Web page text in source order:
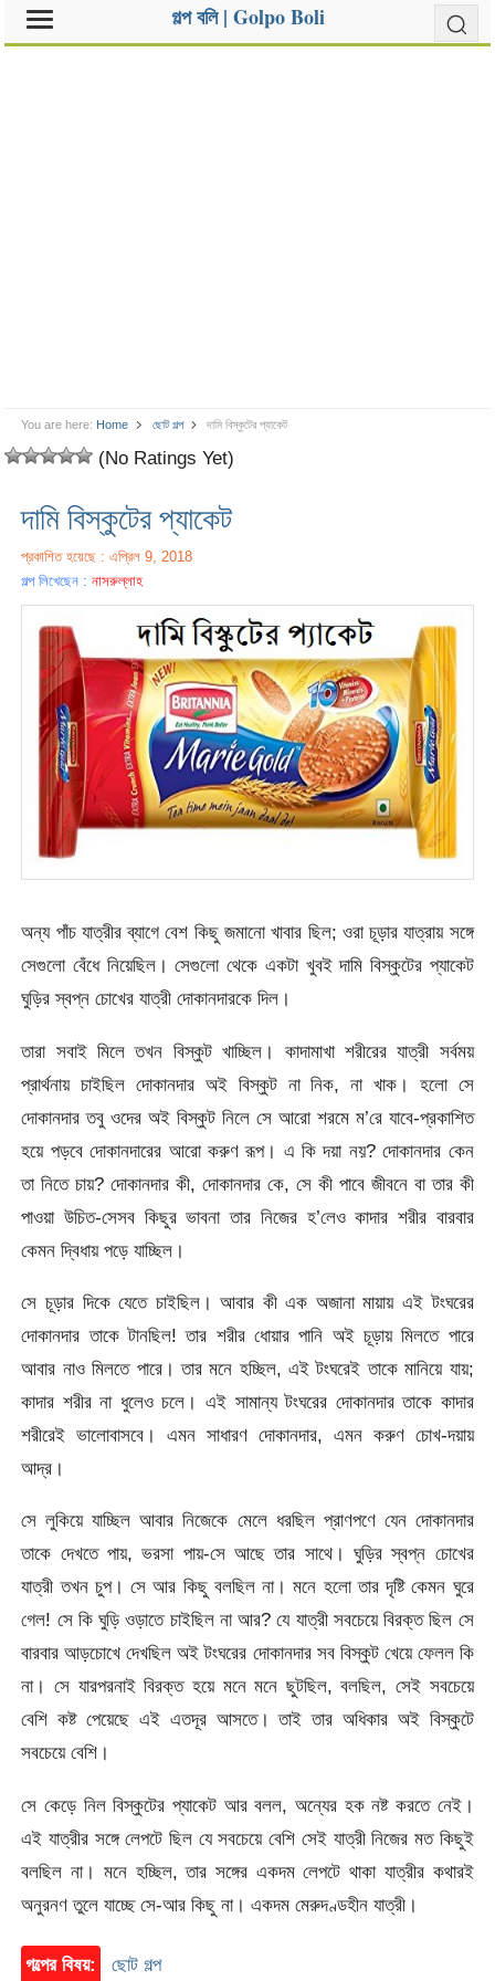
গল্প বলি | Golpo Boli
You are here: Home ছোট গল্প দামি বিস্কুটের প্যাকেট
(No Ratings Yet)
দামি বিস্কুটের প্যাকেট
প্রকাশিত হয়েছে : এপ্রিল 9, 2018
গল্প লিখেছেন :নাসরুল্লাহ
অন্য পাঁচ যাত্রীর ব্যাগে বেশ কিছু জমানো খাবার ছিল; ওরা চূড়ার যাত্রায় সঙ্গে
সেগুলো বেঁধে নিয়েছিল। সেগুলো থেকে একটা খুবই দামি বিস্কুটের প্যাকেট
ঘুড়ির স্বপ্ন চোখের যাত্রী দোকানদারকে দিল।
তারা সবাই মিলে তখন বিস্কুট খাচ্ছিল। কাদামাখা শরীরের যাত্রী সর্বময়
প্রার্থনায় চাইছিল দোকানদার অই বিস্কুট না নিক, না খাক। হলো সে
দোকানদার তবু ওদের অই বিস্কুট নিলে সে আরো শরমে ম’রে যাবে-প্রকাশিত
হয়ে পড়বে দোকানদারের আরো করুণ রূপ। এ কি দয়া নয়? দোকানদার কেন
তা নিতে চায়? দোকানদার কী, দোকানদার কে, সে কী পাবে জীবনে বা তার কী
পাওয়া উচিত-সেসব কিছুর ভাবনা তার নিজের হ’লেও কাদার শরীর বারবার
কেমন দ্বিধায় পড়ে যাচ্ছিল।
সে চূড়ার দিকে যেতে চাইছিল। আবার কী এক অজানা মায়ায় এই টংঘরের
দোকানদার তাকে টানছিল! তার শরীর ধোয়ার পানি অই চূড়ায় মিলতে পারে
আবার নাও মিলতে পারে। তার মনে হচ্ছিল, এই টংঘরেই তাকে মানিয়ে যায়;
কাদার শরীর না ধুলেও চলে। এই সামান্য টংঘরের দোকানদার তাকে কাদার
শরীরেই ভালোবাসবে। এমন সাধারণ দোকানদার, এমন করুণ চোখ-দয়ায়
আদ্র।
সে লুকিয়ে যাচ্ছিল আবার নিজেকে মেলে ধরছিল প্রাণপণে যেন দোকানদার
তাকে দেখতে পায়, ভরসা পায়-সে আছে তার সাথে। ঘুড়ির স্বপ্ন চোখের
যাত্রী তখন চুপ। সে আর কিছু বলছিল না। মনে হলো তার দৃষ্টি কেমন ঘুরে
গেল! সে কি ঘুড়ি ওড়াতে চাইছিল না আর? যে যাত্রী সবচেয়ে বিরক্ত ছিল সে
বারবার আড়চোখে দেখছিল অই টংঘরের দোকানদার সব বিস্কুট খেয়ে ফেলল কি
না। সে যারপরনাই বিরক্ত হয়ে মনে মনে ছুটছিল, বলছিল, সেই সবচেয়ে
বেশি কষ্ট পেয়েছে এই এতদূর আসতে। তাই তার অধিকার অই বিস্কুটে
সবচেয়ে বেশি।
সে কেড়ে নিল বিস্কুটের প্যাকেট আর বলল, অন্যের হক নষ্ট করতে নেই।
এই যাত্রীর সঙ্গে লেপটে ছিল যে সবচেয়ে বেশি সেই যাত্রী নিজের মত কিছুই
বলছিল না। মনে হচ্ছিল, তার সঙ্গের একদম লেপটে থাকা যাত্রীর কথারই
অনুরনণ তুলে যাচ্ছে সে-আর কিছু না। একদম মেরুদণ্ডহীন যাত্রী।
গল্পের বিষয়: ছোট গল্প